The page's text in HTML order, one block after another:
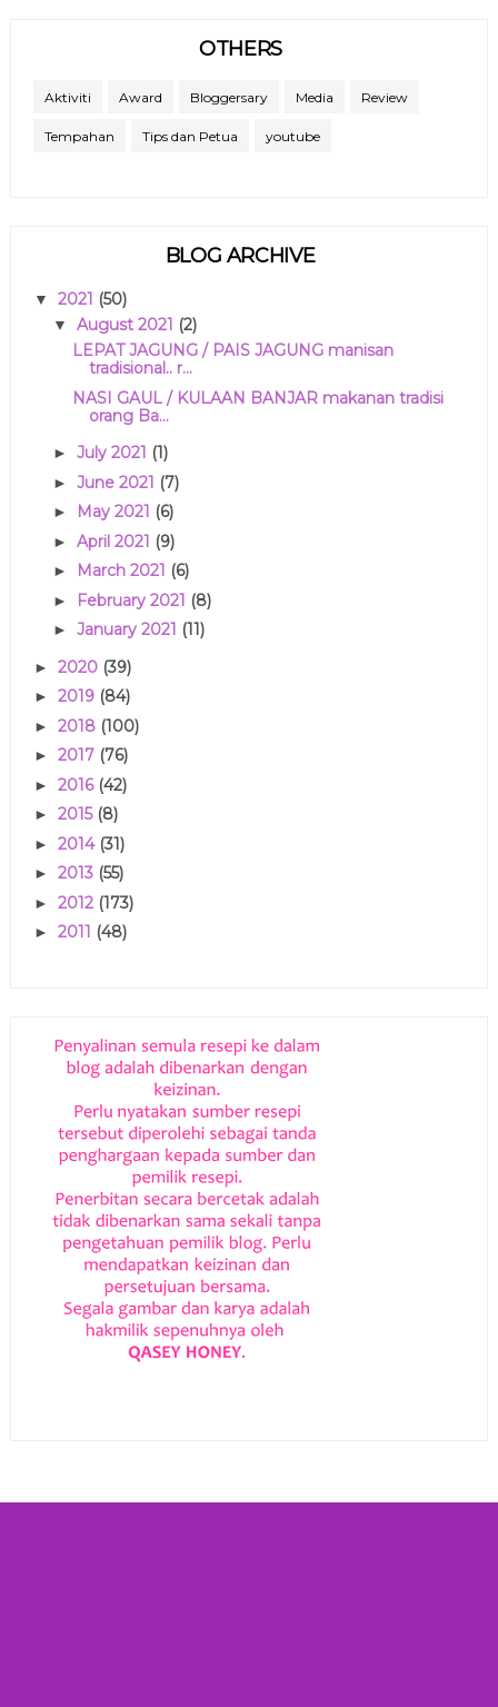
OTHERS
Aktiviti Award Bloggersary Media Review
Tempahan Tips dan Petua youtube
BLOG ARCHIVE
▼ 2021 (50)
▼ August 2021 (2)
LEPAT JAGUNG / PAIS JAGUNG manisan
tradisional.. r...
NASI GAUL / KULAAN BANJAR makanan tradisi
orang Ba...
► July 2021 (1)
► June 2021 (7)
► May 2021 (6)
► April 2021 (9)
► March 2021 (6)
► February 2021 (8)
► January 2021 (11)
► 2020 (39)
► 2019 (84)
► 2018 (100)
► 2017 (76)
► 2016 (42)
► 2015 (8)
► 2014 (31)
► 2013 (55)
► 2012 (173)
► 2011 (48)